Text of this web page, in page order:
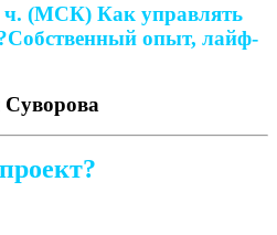
ч. (МСК) Как управлять
Собственный опыт, лайф-